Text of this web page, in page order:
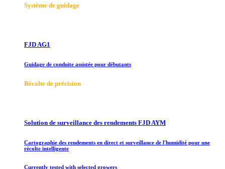
Système de guidage
FJD AG1
Guidage de conduite assistée pour débutants
Récolte de précision
Solution de surveillance des rendements FJD AYM
Cartographie des rendements en direct et surveillance de l'humidité pour une
récolte intelligente
Currently tested with selected growers